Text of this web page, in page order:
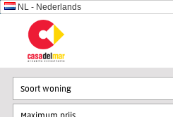
NL - Nederlands
Soort woning